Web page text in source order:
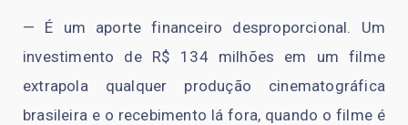
— É um aporte financeiro desproporcional. Um
investimento de R$ 134 milhões em um filme
extrapola qualquer produção cinematográfica
brasileira e o recebimento lá fora, quando o filme é